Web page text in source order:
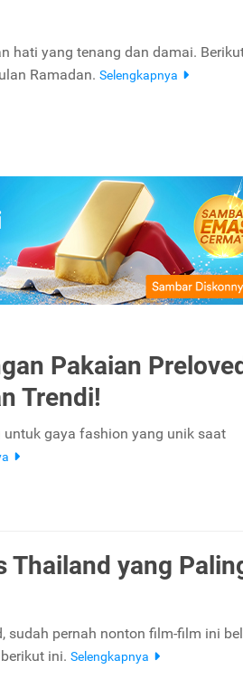
hati yang tenang dan damai.
Ramadan. Selengkapnya
Pakaian
Trendi!
gaya fashion yang unik saat
Thailand yang
sudah pernah nonton film-film ini
ini. Selengkapnya